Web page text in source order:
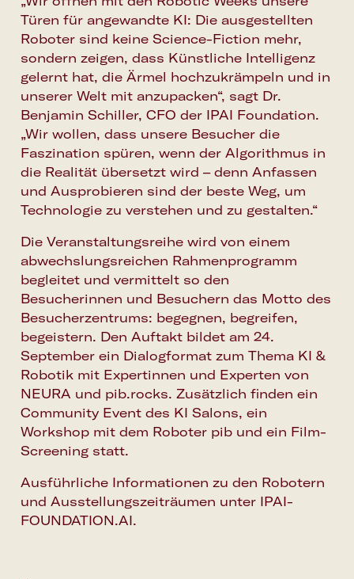
Türen für angewandte KI: Die ausgestellten
Roboter sind keine Science-Fiction mehr,
sondern zeigen, dass Künstliche Intelligenz
gelernt hat, die Ärmel hochzukrämpeln und in
unserer Welt mit anzupacken“, sagt Dr.
Benjamin Schiller, CFO der IPAI Foundation.
„Wir wollen, dass unsere Besucher die
Faszination spüren, wenn der Algorithmus in
die Realität übersetzt wird – denn Anfassen
und Ausprobieren sind der beste Weg, um
Technologie zu verstehen und zu gestalten.“
Die Veranstaltungsreihe wird von einem
abwechslungsreichen Rahmenprogramm
begleitet und vermittelt so den
Besucherinnen und Besuchern das Motto des
Besucherzentrums: begegnen, begreifen,
begeistern. Den Auftakt bildet am 24.
September ein Dialogformat zum Thema KI &
Robotik mit Expertinnen und Experten von
NEURA und pib.rocks. Zusätzlich finden ein
Community Event des KI Salons, ein
Workshop mit dem Roboter pib und ein Film-
Screening statt.
Ausführliche Informationen zu den Robotern
und Ausstellungszeiträumen unter IPAI-
FOUNDATION.AI.